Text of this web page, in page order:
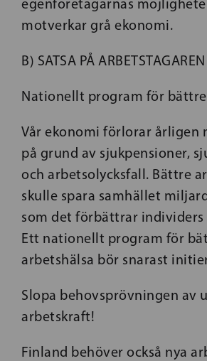
egenföretagarnas
motverkar grå ekonomi.
B) SATSA PÅ ARBETSTAGAREN
Nationellt program för
Vår ekonomi förlorar årligen
på grund av sjukpensioner,
och arbetsolycksfall. Bättre
skulle spara samhället
som det förbättrar
Ett nationellt program för
arbetshälsa bör snarast
Slopa behovsprövningen av
arbetskraft!
Finland behöver också nya